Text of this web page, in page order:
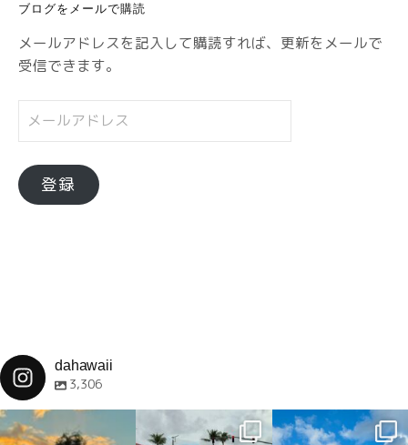
ー
ブログをメールで購読
メールアドレスを記入して購読すれば、更新をメールで
受信できます。
ー
ア
ド
登録
dahawaii
3,306
dahawaii dahawaii